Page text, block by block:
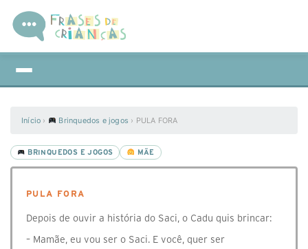
Início › Brinquedos e jogos › PULA FORA
BRINQUEDOS E JOGOS MÃE
PULA FORA
Depois de ouvir a história do Saci, o Cadu quis brincar:
– Mamãe, eu vou ser o Saci. E você, quer ser